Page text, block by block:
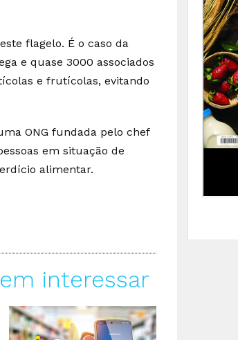
flagelo. É o caso da
e quase 3000 associados
e frutícolas, evitando
ONG fundada pelo chef
em situação de
alimentar.
interessar